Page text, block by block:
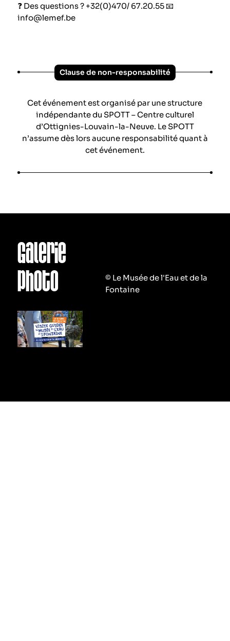
❓ Des questions ? +32(0)470/ 67.20.55 📧
info@lemef.be
Clause de non-responsabilité
Cet événement est organisé par une structure
indépendante du SPOTT – Centre culturel
d’Ottignies-Louvain-la-Neuve. Le SPOTT
n’assume dès lors aucune responsabilité quant à
cet événement.
Galerie
photo
© Le Musée de l'Eau et de la
Fontaine